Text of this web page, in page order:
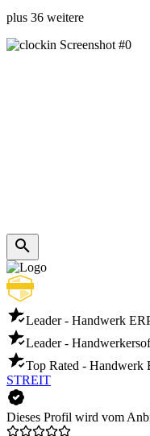
plus 36 weitere
Leader - Handwerk
Leader -
Top Rated - Handwerk
STREIT
Dieses Profil wird vom